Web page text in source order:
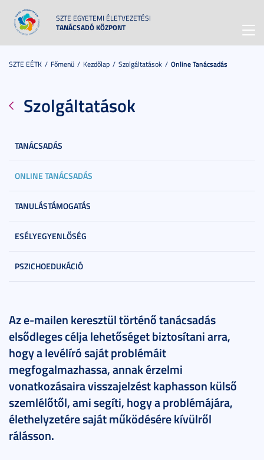
SZTE EGYETEMI ÉLETVEZETÉSI
TANÁCSADÓ KÖZPONT
SZTE EÉTK Főmenü Kezdőlap Szolgáltatások Online Tanácsadás
Szolgáltatások
TANÁCSADÁS
ONLINE TANÁCSADÁS
TANULÁSTÁMOGATÁS
ESÉLYEGYENLŐSÉG
PSZICHOEDUKÁCIÓ
Az e-mailen keresztül történő tanácsadás
elsődleges célja lehetőséget biztosítani arra,
hogy a levélíró saját problémáit
megfogalmazhassa, annak érzelmi
vonatkozásaira visszajelzést kaphasson külső
szemlélőtől, ami segíti, hogy a problémájára,
élethelyzetére saját működésére kívülről
rálásson.